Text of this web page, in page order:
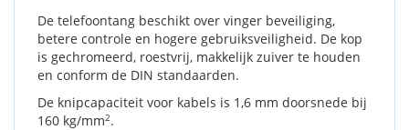
De telefoontang beschikt over vinger beveiliging,
betere controle en hogere gebruiksveiligheid. De kop
is gechromeerd, roestvrij, makkelijk zuiver te houden
en conform de DIN standaarden.
De knipcapaciteit voor kabels is 1,6 mm doorsnede bij
160 kg/mm2.